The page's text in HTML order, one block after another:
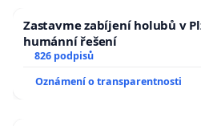
Zastavme zabíjení holubů v
humánní řešení
826 podpisů
Oznámení o transparentnosti